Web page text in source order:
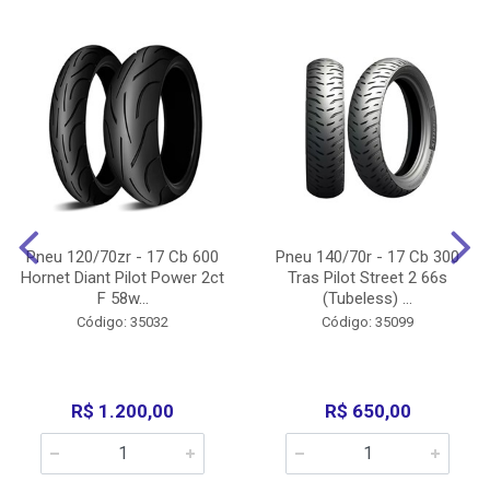
Pneu 120/70zr - 17 Cb 600
Hornet Diant Pilot Power 2ct
F 58w...
Código: 35032
R$ 1.200,00
Pneu 140/70r - 17 Cb 300
Tras Pilot Street 2 66s
(Tubeless) ...
Código: 35099
R$ 650,00